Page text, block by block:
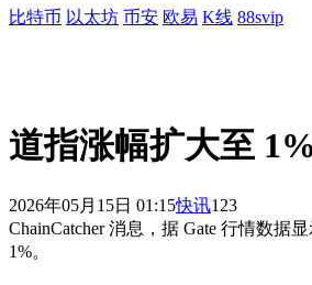
比特币 以太坊 币安 欧易 K线 88svip
道指涨幅扩大至 1%
2026年05月15日 01:15快讯123
ChainCatcher 消息，据 Gate 行情数据
1%。